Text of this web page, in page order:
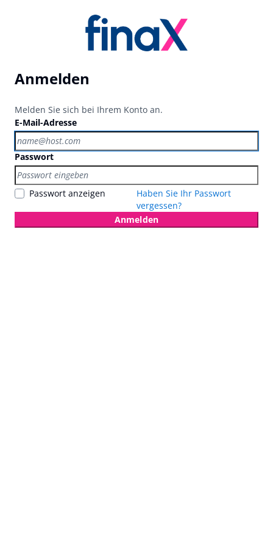
Anmelden
Melden Sie sich bei Ihrem Konto an.
E-Mail-Adresse
Passwort
Passwort anzeigen
Haben Sie Ihr Passwort
vergessen?
Anmelden